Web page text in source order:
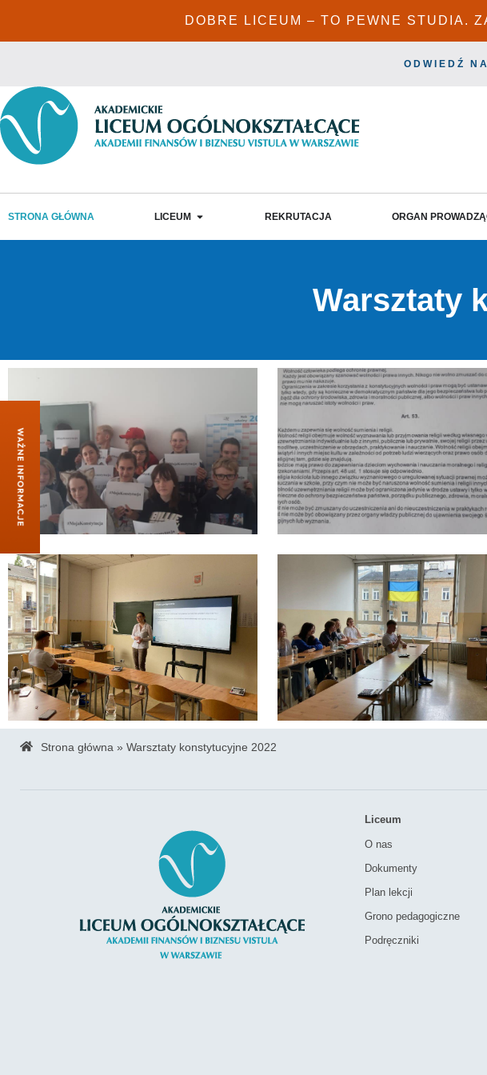
DOBRE LICEUM – TO PEWNE STUDIA.
ODWIEDŹ
STRONA GŁÓWNA LICEUM REKRUTACJA ORGAN
Warsztaty
Strona główna » Warsztaty konstytucyjne 2022
Liceum
O nas
Dokumenty
Plan lekcji
Grono pedagogiczne
Podręczniki